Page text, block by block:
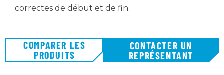
correctes de début et de fin.
COMPARER LES
PRODUITS
CONTACTER UN
REPRÉSENTANT